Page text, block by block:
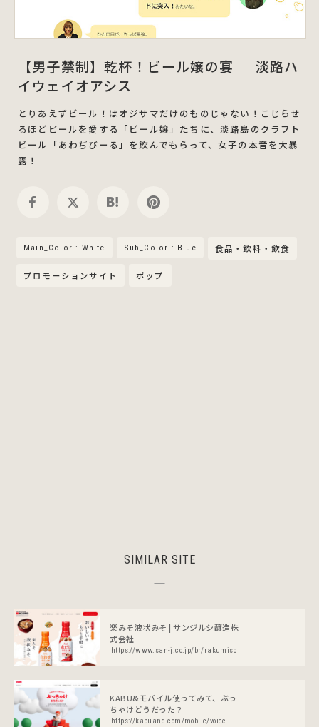
【男子禁制】乾杯！ビール嬢の宴 ｜ 淡路ハ
イウェイオアシス
とりあえずビール！はオジサマだけのものじゃない！こじらせ
るほどビールを愛する「ビール嬢」たちに、淡路島のクラフト
ビール「あわぢびーる」を飲んでもらって、女子の本音を大暴
露！
Main_Color : White Sub_Color : Blue 食品・飲料・飲食
プロモーションサイト ポップ
SIMILAR SITE
楽みそ液状みそ | サンジルシ醸造株
式会社
https://www.san-j.co.jp/br/rakumiso
KABU&モバイル使ってみて、ぶっ
ちゃけどうだった？
https://kabuand.com/mobile/voice